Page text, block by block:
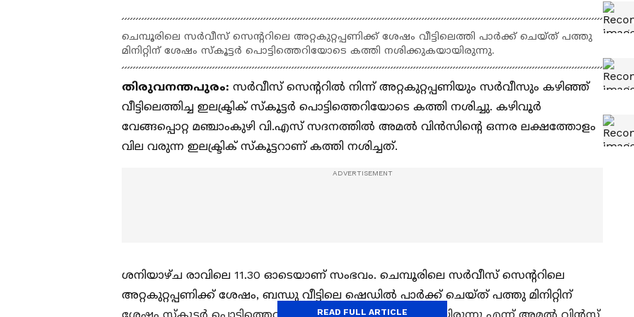
ചെമ്പൂരിലെ സര്‍വീസ് സെന്ററിലെ അറ്റകുറ്റപ്പണിക്ക് ശേഷം വീട്ടിലെത്തി പാര്‍ക്ക് ചെയ്ത് പത്തു
മിനിറ്റിന് ശേഷം സ്‌കൂട്ടര്‍ പൊട്ടിത്തെറിയോടെ കത്തി നശിക്കുകയായിരുന്നു.
തിരുവനന്തപുരം: സര്‍വീസ് സെന്ററില്‍ നിന്ന് അറ്റകുറ്റപ്പണിയും സര്‍വീസും കഴിഞ്ഞ്
വീട്ടിലെത്തിച്ച ഇലക്ട്രിക് സ്‌കൂട്ടര്‍ പൊട്ടിത്തെറിയോടെ കത്തി നശിച്ചു. കഴിവൂര്‍
വേങ്ങപ്പൊറ്റ മഞ്ചാംകുഴി വി.എസ് സദനത്തില്‍ അമല്‍ വിന്‍സിന്റെ ഒന്നര ലക്ഷത്തോളം
വില വരുന്ന ഇലക്ട്രിക് സ്‌കൂട്ടറാണ് കത്തി നശിച്ചത്.
ശനിയാഴ്ച രാവിലെ 11.30 ഓടെയാണ് സംഭവം. ചെമ്പൂരിലെ സര്‍വീസ് സെന്ററിലെ
അറ്റകുറ്റപ്പണിക്ക് ശേഷം, ബന്ധു വീട്ടിലെ ഷെഡില്‍ പാര്‍ക്ക് ചെയ്ത് പത്തു മിനിറ്റിന്
ശേഷം സ്‌കൂട്ടര്‍ പൊട്ടിത്തെറിയോടെ കത്തി നശിക്കുകയായിരുന്നു എന്ന് അമല്‍ വിന്‍സ്
READ FULL ARTICLE